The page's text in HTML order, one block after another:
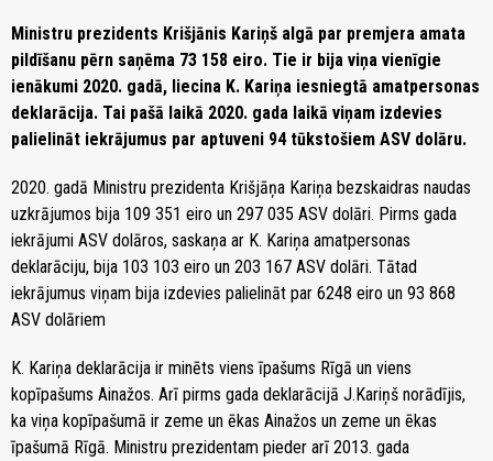
Ministru prezidents Krišjānis Kariņš algā par premjera amata
pildīšanu pērn saņēma 73 158 eiro. Tie ir bija viņa vienīgie
ienākumi 2020. gadā, liecina K. Kariņa iesniegtā amatpersonas
deklarācija. Tai pašā laikā 2020. gada laikā viņam izdevies
palielināt iekrājumus par aptuveni 94 tūkstošiem ASV dolāru.
2020. gadā Ministru prezidenta Krišjāņa Kariņa bezskaidras naudas
uzkrājumos bija 109 351 eiro un 297 035 ASV dolāri. Pirms gada
iekrājumi ASV dolāros, saskaņa ar K. Kariņa amatpersonas
deklarāciju, bija 103 103 eiro un 203 167 ASV dolāri. Tātad
iekrājumus viņam bija izdevies palielināt par 6248 eiro un 93 868
ASV dolāriem
K. Kariņa deklarācija ir minēts viens īpašums Rīgā un viens
kopīpašums Ainažos. Arī pirms gada deklarācijā J.Kariņš norādījis,
ka viņa kopīpašumā ir zeme un ēkas Ainažos un zeme un ēkas
īpašumā Rīgā. Ministru prezidentam pieder arī 2013. gada